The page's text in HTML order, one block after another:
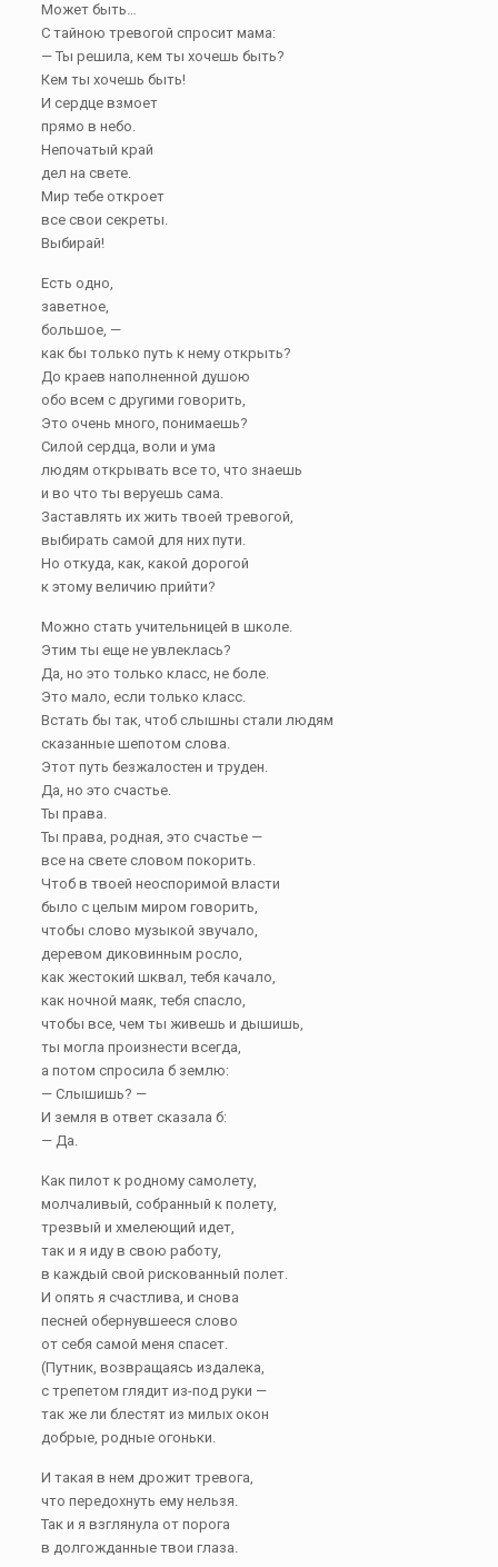
Может быть…
С тайною тревогой спросит мама:
— Ты решила, кем ты хочешь быть?
Кем ты хочешь быть!
И сердце взмоет
прямо в небо.
Непочатый край
дел на свете.
Мир тебе откроет
все свои секреты.
Выбирай!
Есть одно,
заветное,
большое, —
как бы только путь к нему открыть?
До краев наполненной душою
обо всем с другими говорить,
Это очень много, понимаешь?
Силой сердца, воли и ума
людям открывать все то, что знаешь
и во что ты веруешь сама.
Заставлять их жить твоей тревогой,
выбирать самой для них пути.
Но откуда, как, какой дорогой
к этому величию прийти?
Можно стать учительницей в школе.
Этим ты еще не увлеклась?
Да, но это только класс, не боле.
Это мало, если только класс.
Встать бы так, чтоб слышны стали людям
сказанные шепотом слова.
Этот путь безжалостен и труден.
Да, но это счастье.
Ты права.
Ты права, родная, это счастье —
все на свете словом покорить.
Чтоб в твоей неоспоримой власти
было с целым миром говорить,
чтобы слово музыкой звучало,
деревом диковинным росло,
как жестокий шквал, тебя качало,
как ночной маяк, тебя спасло,
чтобы все, чем ты живешь и дышишь,
ты могла произнести всегда,
а потом спросила б землю:
— Слышишь? —
И земля в ответ сказала б:
— Да.
Как пилот к родному самолету,
молчаливый, собранный к полету,
трезвый и хмелеющий идет,
так и я иду в свою работу,
в каждый свой рискованный полет.
И опять я счастлива, и снова
песней обернувшееся слово
от себя самой меня спасет.
(Путник, возвращаясь издалека,
с трепетом глядит из-под руки —
так же ли блестят из милых окон
добрые, родные огоньки.
И такая в нем дрожит тревога,
что передохнуть ему нельзя.
Так и я взглянула от порога
в долгожданные твои глаза.